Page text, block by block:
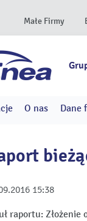
Małe Firmy
O nas Dane
15:38
raportu: Złożenie